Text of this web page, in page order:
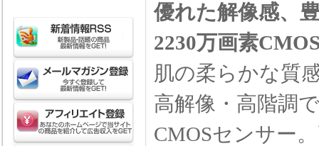
優れた解像感、
2230万画素
肌の柔らかな質
高解像・高階調
CMOSセンサー